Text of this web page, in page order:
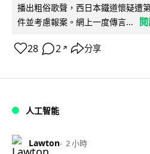
播出粗俗歌聲，西日本鐵道懷疑遭
件並考慮報案。網上一度傳言...
28 2 ↗ 分享
人工智能
Lawton 2 小時